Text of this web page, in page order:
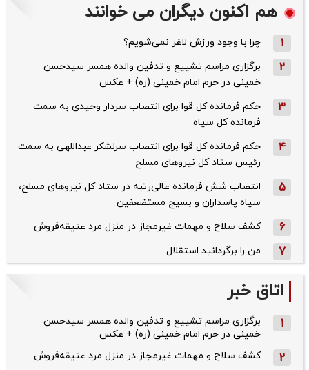
هم اکنون دیگران می خوانند
1 چرا با وجود ورزش لاغر نمی‌شویم؟
2
برگزاری مراسم تشییع و تدفین والده همسر سیدحسن
خمینی در حرم امام خمینی (ره) + عکس
3
حکم فرمانده کل قوا برای انتصاب سردار وحیدی به سمت
فرمانده کل سپاه
4
حکم فرمانده کل قوا برای انتصاب سرلشکر عبداللهی به سمت
رئیس ستاد کل نیروهای مسلح
5
انتصاب شش فرمانده عالی‌رتبه در ستاد کل نیروهای مسلح،
سپاه پاسداران و بسیج مستضعفین
6 کشف سلاح و مهمات غیرمجاز در منزل مرد عتیقه‌فروش
7 من را برگردانید استقلال
اتاق خبر
1
برگزاری مراسم تشییع و تدفین والده همسر سیدحسن
خمینی در حرم امام خمینی (ره) + عکس
2 کشف سلاح و مهمات غیرمجاز در منزل مرد عتیقه‌فروش